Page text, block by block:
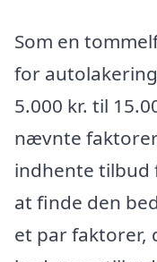
Som en
for
5.000 kr. til
nævnte
indhente tilbud
at finde den
et par faktorer,